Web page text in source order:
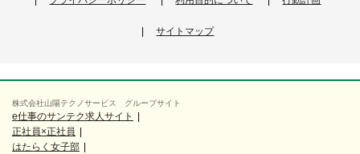
サイトマップ
株式会社山陽テクノサービス グループサイト
e仕事のサンテク求人サイト
正社員×正社員
はたらく女子部